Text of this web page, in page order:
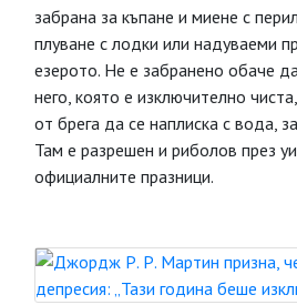
забрана за къпане и миене с
плуване с лодки или надуваеми
езерото. Не е забранено обаче
него, която е изключително
от брега да се наплиска с вода,
Там е разрешен и риболов през
официалните празници.